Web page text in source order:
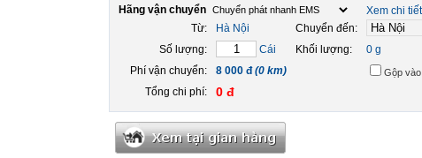
Hãng vận chuyển
Xem chi tiết
Từ:
Hà Nội
Chuyển đến:
Số lượng:
Cái Khối lượng:
0 g
Phí vận chuyển:
8 000 đ(0 km) Gộp
Tổng chi phí: 0 đ